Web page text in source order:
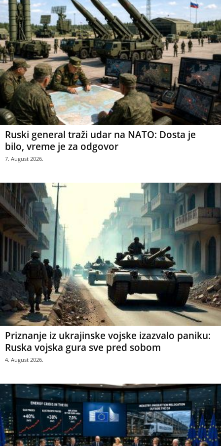
Ruski general traži udar na NATO: Dosta je
bilo, vreme je za odgovor
7. August 2026.
Priznanje iz ukrajinske vojske izazvalo paniku:
Ruska vojska gura sve pred sobom
4. August 2026.